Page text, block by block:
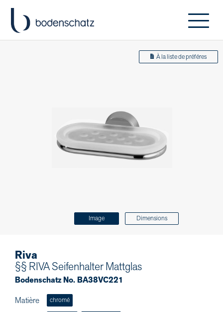
Image Dimensions
À la liste de préféres
Riva
§§ RIVA Seifenhalter Mattglas
Bodenschatz No. BA38VC221
Matière
chromé